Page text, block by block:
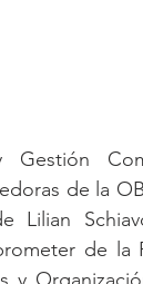
Gestión
de la
Lilian
de la